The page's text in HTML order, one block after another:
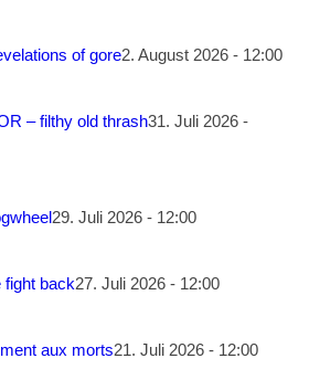
of gore2. August 2026 - 12:00
– filthy old thrash31. Juli 2026 -
29. Juli 2026 - 12:00
back27. Juli 2026 - 12:00
aux morts21. Juli 2026 - 12:00